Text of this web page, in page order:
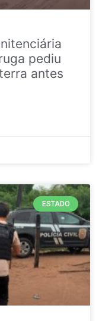
pediu
antes
ESTADO